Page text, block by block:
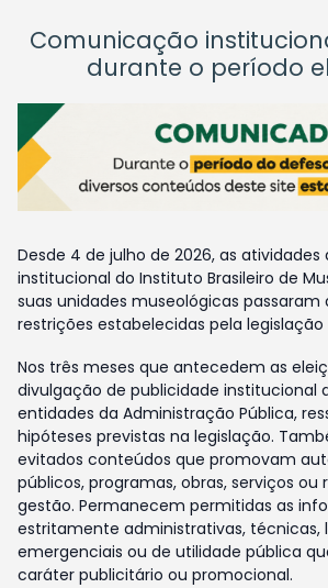
Comunicação
durante o período
Desde 4 de julho de 2026, as
institucional do Instituto Brasileiro de
suas unidades museológicas passaram
restrições estabelecidas pela legislação
Nos três meses que antecedem as
divulgação de publicidade institucional
entidades da Administração Pública,
hipóteses previstas na legislação.
evitados conteúdos que promovam
públicos, programas, obras, serviços ou
gestão. Permanecem permitidas as
estritamente administrativas, técnicas,
emergenciais ou de utilidade pública
caráter publicitário ou promocional.